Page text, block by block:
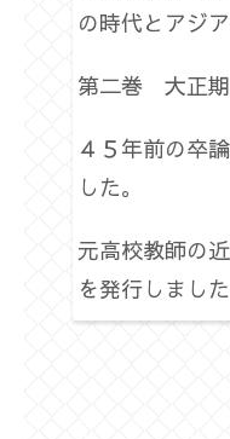
の時代とアジ
第二巻 大正
４５年前の卒
した。
元高校教師の
を発行しました